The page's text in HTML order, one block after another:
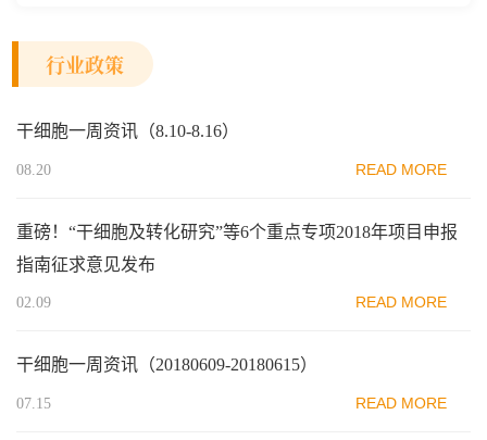
行业政策
干细胞一周资讯（8.10-8.16）
08.20 READ MORE
重磅！“干细胞及转化研究”等6个重点专项2018年项目申报
指南征求意见发布
02.09 READ MORE
干细胞一周资讯（20180609-20180615）
07.15 READ MORE